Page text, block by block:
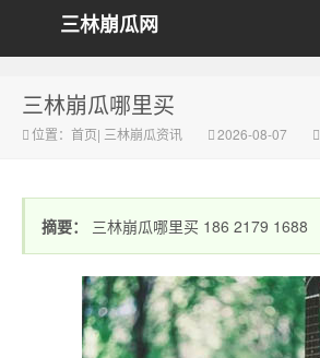
三林崩瓜网
三林崩瓜哪里买
位置： 首页| 三林崩瓜资讯 2026-08-07
摘要： 三林崩瓜哪里买 186 2179 1688